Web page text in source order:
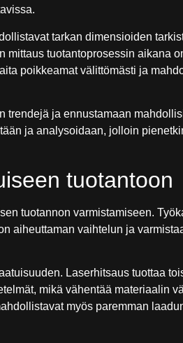
tarkan dimensioiden
tuotantoprosessin aikana
poikkeamat välittömästi ja
trendejä ja ennustamaan
ja analysoidaan, jolloin
tuotantoon
tuotannon varmistamiseen.
aiheuttaman vaihtelun ja
Laserhitsaus tuottaa
mikä vähentää materiaalin
myös paremman